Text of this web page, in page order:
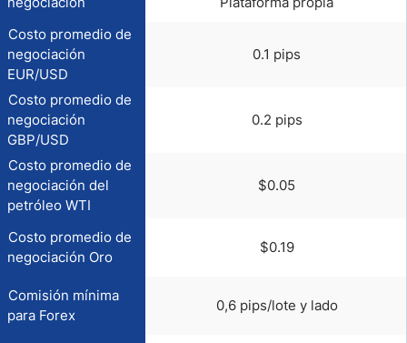
Costo promedio de
negociación
EUR/USD
0.1 pips
Costo promedio de
negociación
GBP/USD
0.2 pips
Costo promedio de
negociación del
petróleo WTI
$0.05
Costo promedio de
negociación Oro
$0.19
Comisión mínima
para Forex
0,6 pips/lote y lado